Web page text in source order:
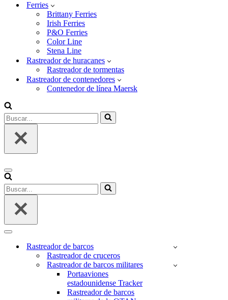
Ferries
Brittany Ferries
Irish Ferries
P&O Ferries
Color Line
Stena Line
Rastreador de huracanes
Rastreador de tormentas
Rastreador de contenedores
Contenedor de línea Maersk
Buscar...
Menú
de
navegación
Buscar...
Menú
navegaciónRastreador de barcos
Rastreador de cruceros
Rastreador de barcos militares
Portaaviones
estadounidense Tracker
Rastreador de barcos